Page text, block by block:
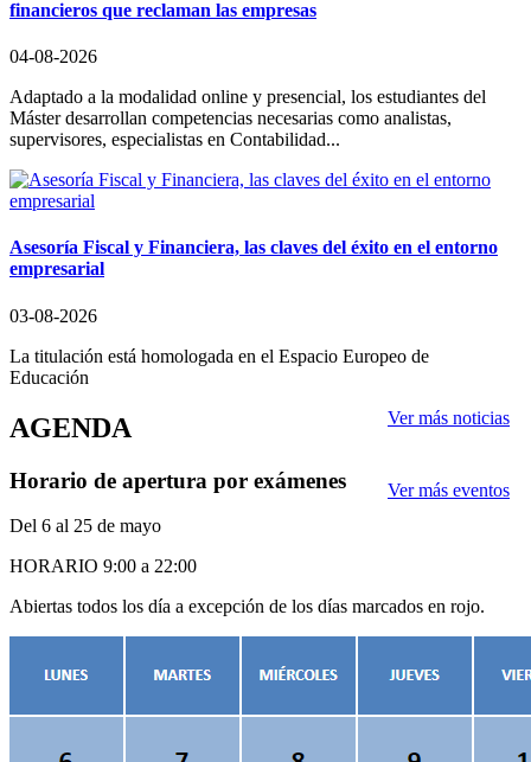
financieros que reclaman las empresas
04-08-2026
Adaptado a la modalidad online y presencial, los estudiantes del
Máster desarrollan competencias necesarias como analistas,
supervisores, especialistas en Contabilidad...
Asesoría Fiscal y Financiera, las claves del éxito en el entorno
empresarial
03-08-2026
La titulación está homologada en el Espacio Europeo de
Educación
Ver más noticias
AGENDA
Ver más eventos
Horario de apertura por exámenes
Del 6 al 25 de mayo
HORARIO 9:00 a 22:00
Abiertas todos los día a excepción de los días marcados en rojo.